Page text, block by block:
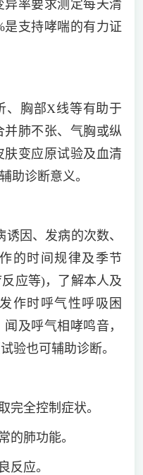
异率要求测定每天清
是支持哮喘的有力证
胸部X线等有助于
肺不张、气胸或纵
肤变应原试验及血清
助诊断意义。
因、发病的次数、
的时间规律及季节
应等)，了解本人及
作时呼气性呼吸困
及呼气相哮鸣音，
验也可辅助诊断。
全控制症状。
肺功能。
应。